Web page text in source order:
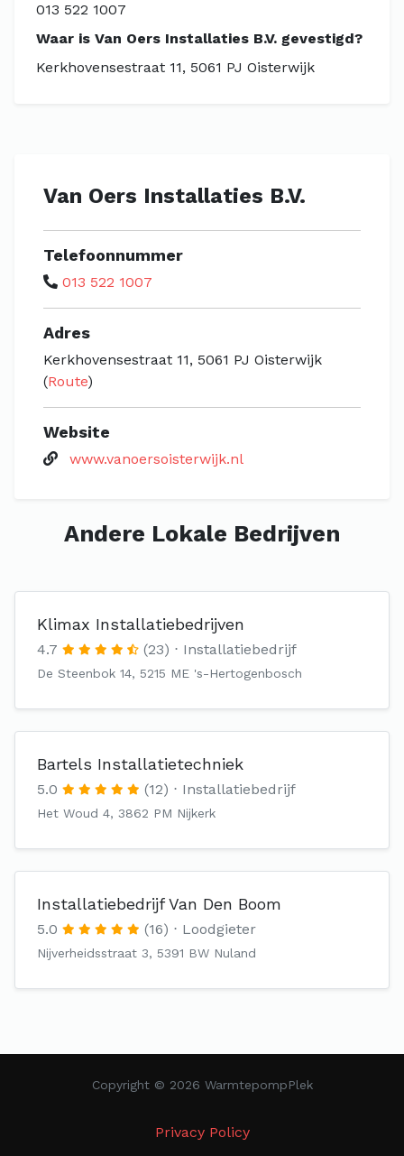
013 522 1007
Waar is Van Oers Installaties B.V. gevestigd?
Kerkhovensestraat 11, 5061 PJ Oisterwijk
Van Oers Installaties B.V.
Telefoonnummer
013 522 1007
Adres
Kerkhovensestraat 11, 5061 PJ Oisterwijk
(Route)
Website
www.vanoersoisterwijk.nl
Andere Lokale Bedrijven
Klimax Installatiebedrijven
4.7 (23) Installatiebedrijf
De Steenbok 14, 5215 ME 's-Hertogenbosch
Bartels Installatietechniek
5.0 (12) Installatiebedrijf
Het Woud 4, 3862 PM Nijkerk
Installatiebedrijf Van Den Boom
5.0 (16) Loodgieter
Nijverheidsstraat 3, 5391 BW Nuland
Copyright © 2026 WarmtepompPlek
Privacy Policy